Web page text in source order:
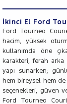
İkinci El Ford
Ford Tourneo
hacim, yüksek
kullanımda öne
karakteri, ferah arka
yapı sunarken;
hem bireysel hem de
seçenekleri, güven
Ford Tourneo